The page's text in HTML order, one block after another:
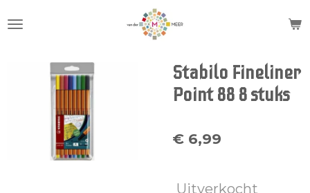
direct
hoofdinhoud
Stabilo Fineliner
Point 88 8 stuks
€ 6,99
Uitverkocht